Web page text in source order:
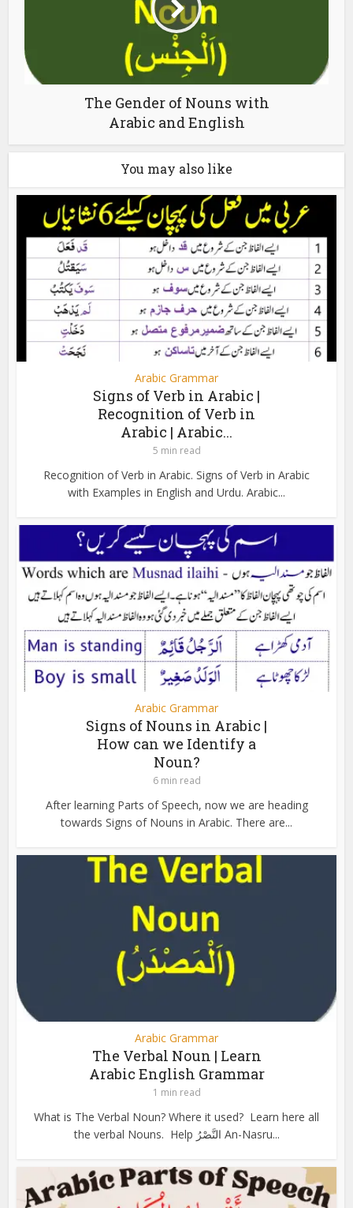
The Gender of Nouns with
Arabic and English
You may also like
Arabic Grammar
Signs of Verb in Arabic |
Recognition of Verb in
Arabic | Arabic...
5 min read
Recognition of Verb in Arabic. Signs of Verb in Arabic
with Examples in English and Urdu. Arabic...
Arabic Grammar
Signs of Nouns in Arabic |
How can we Identify a
Noun?
6 min read
After learning Parts of Speech, now we are heading
towards Signs of Nouns in Arabic. There are...
Arabic Grammar
The Verbal Noun | Learn
Arabic English Grammar
1 min read
What is The Verbal Noun? Where it used? Learn here all
the verbal Nouns. Help النَّصْرُ An-Nasru...